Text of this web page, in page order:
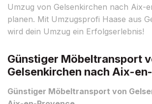
Umzug von Gelsenkirchen nach Aix-
planen. Mit Umzugsprofi Haase aus
wird dein Umzug ein Erfolgserlebnis!
Günstiger Möbeltransport
Gelsenkirchen nach Aix-
Günstiger Möbeltransport von